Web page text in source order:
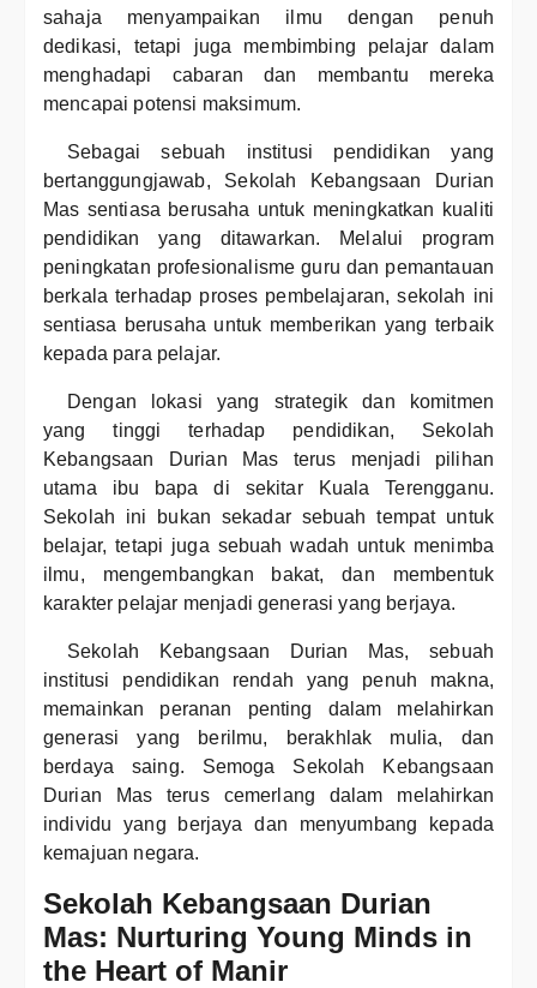
sahaja menyampaikan ilmu dengan penuh
dedikasi, tetapi juga membimbing pelajar dalam
menghadapi cabaran dan membantu mereka
mencapai potensi maksimum.
Sebagai sebuah institusi pendidikan yang
bertanggungjawab, Sekolah Kebangsaan Durian
Mas sentiasa berusaha untuk meningkatkan kualiti
pendidikan yang ditawarkan. Melalui program
peningkatan profesionalisme guru dan pemantauan
berkala terhadap proses pembelajaran, sekolah ini
sentiasa berusaha untuk memberikan yang terbaik
kepada para pelajar.
Dengan lokasi yang strategik dan komitmen
yang tinggi terhadap pendidikan, Sekolah
Kebangsaan Durian Mas terus menjadi pilihan
utama ibu bapa di sekitar Kuala Terengganu.
Sekolah ini bukan sekadar sebuah tempat untuk
belajar, tetapi juga sebuah wadah untuk menimba
ilmu, mengembangkan bakat, dan membentuk
karakter pelajar menjadi generasi yang berjaya.
Sekolah Kebangsaan Durian Mas, sebuah
institusi pendidikan rendah yang penuh makna,
memainkan peranan penting dalam melahirkan
generasi yang berilmu, berakhlak mulia, dan
berdaya saing. Semoga Sekolah Kebangsaan
Durian Mas terus cemerlang dalam melahirkan
individu yang berjaya dan menyumbang kepada
kemajuan negara.
Sekolah Kebangsaan Durian
Mas: Nurturing Young Minds in
the Heart of Manir